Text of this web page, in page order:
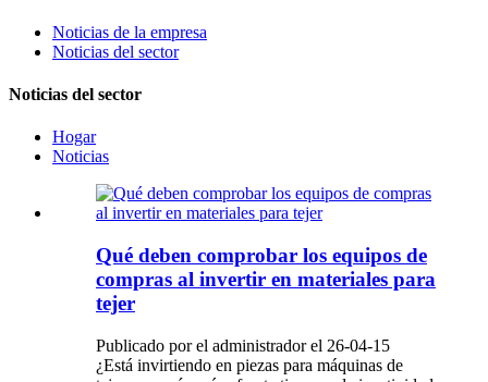
Noticias de la empresa
Noticias del sector
Noticias del sector
Hogar
Noticias
Qué deben comprobar los equipos de
compras al invertir en materiales para
tejer
Publicado por el administrador el 26-04-15
¿Está invirtiendo en piezas para máquinas de